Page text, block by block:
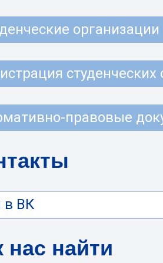
организации
правовые
ВК
нас найти